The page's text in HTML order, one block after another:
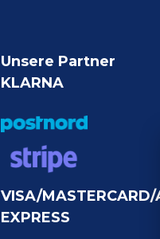
Unsere Partner
KLARNA
VISA/MASTERCARD/
EXPRESS